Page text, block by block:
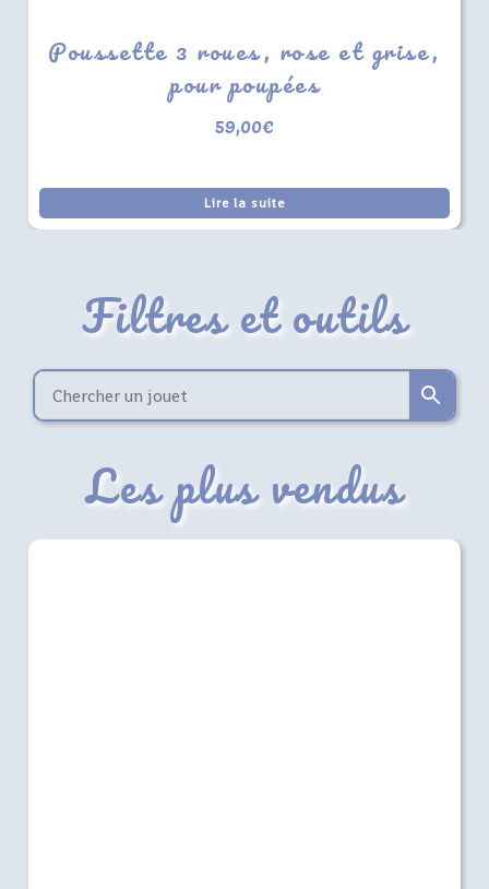
Poussette 3 roues, rose et grise,
pour poupées
59,00€
Lire la suite
Filtres et outils
Les plus vendus